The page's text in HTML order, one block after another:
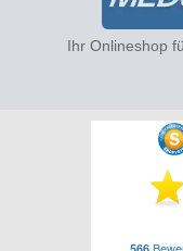
Ihr Onlineshop